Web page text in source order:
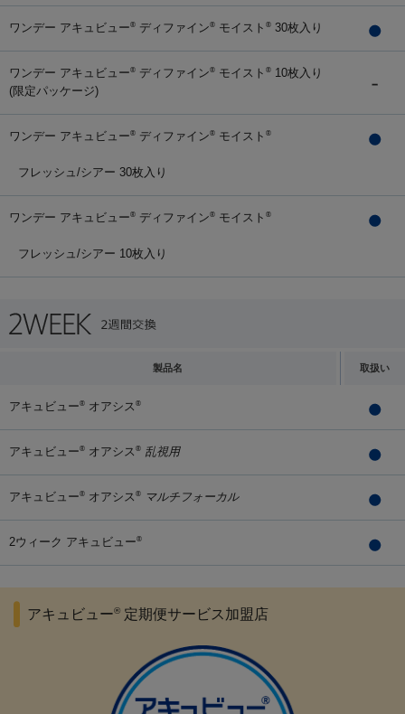
ワンデー アキュビュー® ディファイン® モイスト ® 30枚入り
ワンデー アキュビュー® ディファイン® モイスト ® 10枚入り
(限定パッケージ)
ワンデー アキュビュー® ディファイン® モイスト ®
フレッシュ/シアー 30枚入り
ワンデー アキュビュー® ディファイン® モイスト ®
フレッシュ/シアー 10枚入り
製品名 取扱い
アキュビュー® オアシス ®
アキュビュー® オアシス ® 乱視用
アキュビュー® オアシス ® マルチフォーカル
2ウィーク アキュビュー®
アキュビュー® 定期便サービス加盟店